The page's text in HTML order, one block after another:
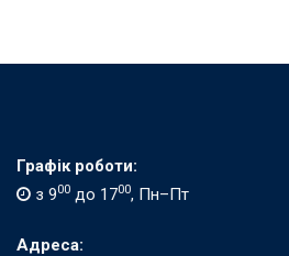
Графік роботи:
з 900 до 1700, Пн–Пт
Адреса: